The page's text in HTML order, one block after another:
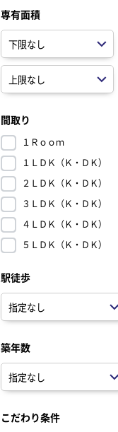
専有面積
間取り
１Ｒｏｏｍ
１ＬＤＫ（Ｋ・ＤＫ）
２ＬＤＫ（Ｋ・ＤＫ）
３ＬＤＫ（Ｋ・ＤＫ）
４ＬＤＫ（Ｋ・ＤＫ）
５ＬＤＫ（Ｋ・ＤＫ）
駅徒歩
築年数
こだわり条件